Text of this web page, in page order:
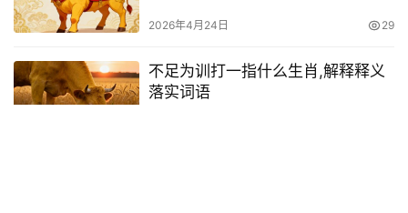
2026年4月24日 29
不足为训打一指什么生肖,解释释义
落实词语